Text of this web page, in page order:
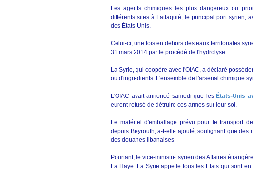
Les agents chimiques les plus dangereux ou
différents sites à Lattaquié, le principal port syrien,
des États-Unis.
Celui-ci, une fois en dehors des eaux territoriales
31 mars 2014 par le procédé de l'hydrolyse.
La Syrie, qui coopère avec l'OIAC, a déclaré
ou d'ingrédients. L'ensemble de l'arsenal chimique
L'OIAC avait annoncé samedi que les États-Unis
eurent refusé de détruire ces armes sur leur sol.
Le matériel d'emballage prévu pour le transport
depuis Beyrouth, a-t-elle ajouté, soulignant que des
des douanes libanaises.
Pourtant, le vice-ministre syrien des Affaires
La Haye: La Syrie appelle tous les Etats qui sont